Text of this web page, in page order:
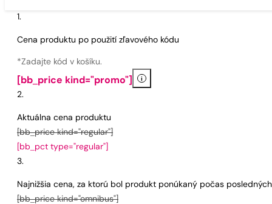
Cena produktu po použití zľavového kódu
*Zadajte kód v košíku.
[bb_price kind="promo"] i
Aktuálna cena produktu
[bb_price kind="regular"]
[bb_pct type="regular"]
Najnižšia cena, za ktorú bol produkt ponúkaný počas
[bb_price kind="omnibus"]